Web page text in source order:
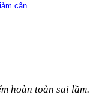
cân
hoàn toàn sai lầm.